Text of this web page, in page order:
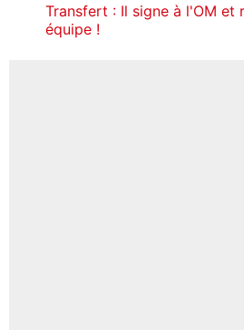
Transfert : Il signe à l'OM et
équipe !